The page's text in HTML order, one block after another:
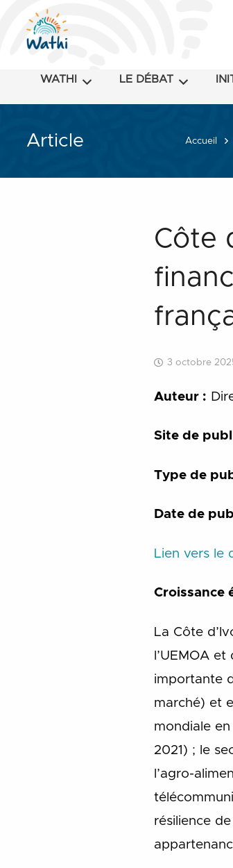
WATHI LE DÉBAT
Article Accueil
Côte
3 octobre
Auteur :
Site de
Type de
Date de
Lien vers le
Croissance
La Côte
l’UEMOA
importante
marché) et
mondiale
2021) ; le
l’agro-
résilience